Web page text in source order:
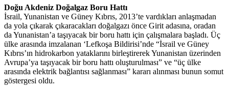
Doğu Akdeniz Doğalgaz Boru Hattı
İsrail, Yunanistan ve Güney Kıbrıs, 2013’te vardıkları anlaşmadan
da yola çıkarak çıkaracakları doğalgazı önce Girit adasına, oradan
da Yunanistan’a taşıyacak bir boru hattı için çalışmalara başladı. Üç
ülke arasında imzalanan ‘Lefkoşa Bildirisi’nde “İsrail ve Güney
Kıbrıs’ın hidrokarbon yataklarını birleştirerek Yunanistan üzerinden
Avrupa’ya taşıyacak bir boru hattı oluşturulması” ve “üç ülke
arasında elektrik bağlantısı sağlanması” kararı alınması bunun somut
göstergesi oldu.